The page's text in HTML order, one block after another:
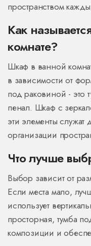
пространством
Как
комнате?
Шкаф в ванной
в зависимости от
под раковиной - это
пенал. Шкаф с
эти элементы
организации
Что лучше
Выбор зависит от
Если места мало,
использует
просторная, тумба
композиции и